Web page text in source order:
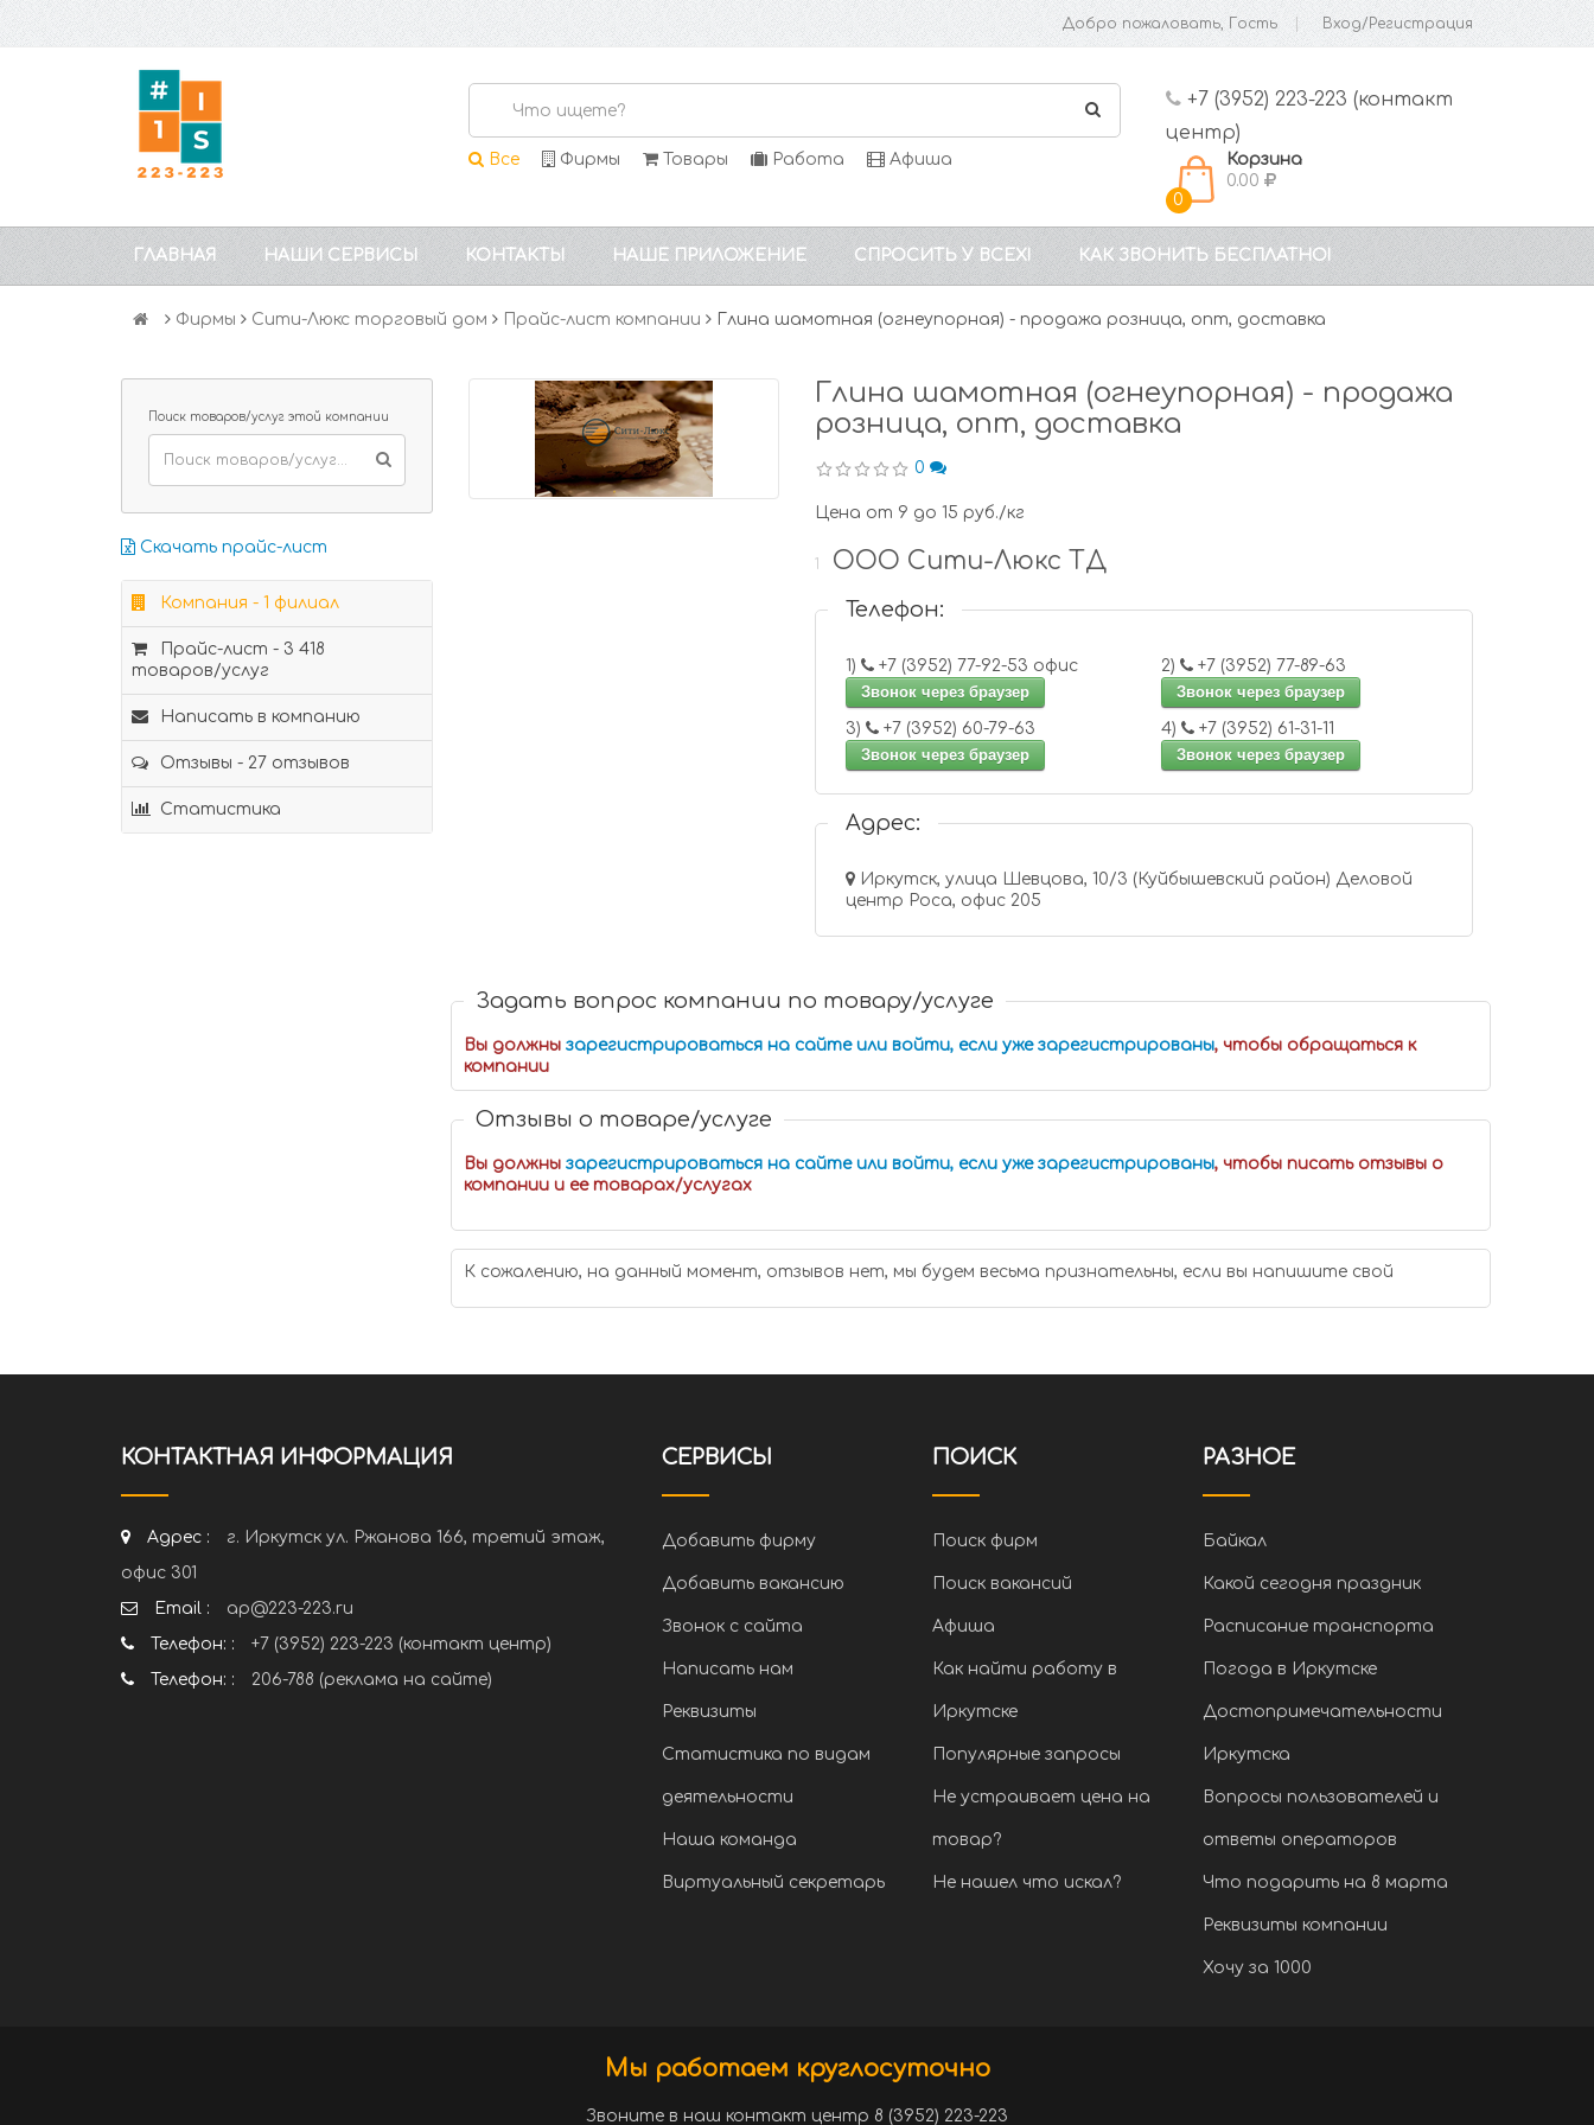
Добро пожаловать, Гость Вход/Регистрация
Все Фирмы Товары Работа Афиша
+7 (3952) 223-223 (контакт
центр)
0
Корзина
0.00
ГЛАВНАЯ НАШИ СЕРВИСЫ КОНТАКТЫ НАШЕ ПРИЛОЖЕНИЕ СПРОСИТЬ У ВСЕХ! КАК ЗВОНИТЬ БЕСПЛАТНО!
Фирмы Сити-Люкс торговый дом Прайс-лист компании Глина шамотная (огнеупорная) - продажа розница, опт, доставка
Поиск товаров/услуг этой компании
Скачать прайс-лист
Компания - 1 филиал
Прайс-лист - 3 418
товаров/услуг
Написать в компанию
Отзывы - 27 отзывов
Статистика
Глина шамотная (огнеупорная) - продажа
розница, опт, доставка
0
Цена от 9 до 15 руб./кг
1 ООО Сити-Люкс ТД
Телефон:
1)
+7 (3952) 77-92-53 офис
Звонок через браузер
2)
+7 (3952) 77-89-63
Звонок через браузер
3)
+7 (3952) 60-79-63
Звонок через браузер
4)
+7 (3952) 61-31-11
Звонок через браузер
Адрес:
Иркутск, улица Шевцова, 10/3 (Куйбышевский район) Деловой
центр Роса, офис 205
Задать вопрос компании по товару/услуге
Вы должны зарегистрироваться на сайте или войти, если уже зарегистрированы, чтобы обращаться к
компании
Отзывы о товаре/услуге
Вы должны зарегистрироваться на сайте или войти, если уже зарегистрированы, чтобы писать отзывы о
компании и ее товарах/услугах
К сожалению, на данный момент, отзывов нет, мы будем весьма признательны, если вы напишите свой
КОНТАКТНАЯ ИНФОРМАЦИЯ
Адрес :
г. Иркутск ул. Ржанова 166, третий этаж,
офис 301
Email :
ap@223-223.ru
Телефон: :
+7 (3952) 223-223 (контакт центр)
Телефон: :
206-788 (реклама на сайте)
СЕРВИСЫ
Добавить фирму
Добавить вакансию
Звонок с сайта
Написать нам
Реквизиты
Статистика по видам
деятельности
Наша команда
Виртуальный секретарь
ПОИСК
Поиск фирм
Поиск вакансий
Афиша
Как найти работу в
Иркутске
Популярные запросы
Не устраивает цена на
товар?
Не нашел что искал?
РАЗНОЕ
Байкал
Какой сегодня праздник
Расписание транспорта
Погода в Иркутске
Достопримечательности
Иркутска
Вопросы пользователей и
ответы операторов
Что подарить на 8 марта
Реквизиты компании
Хочу за 1000
Мы работаем круглосуточно
Звоните в наш контакт центр 8 (3952) 223-223